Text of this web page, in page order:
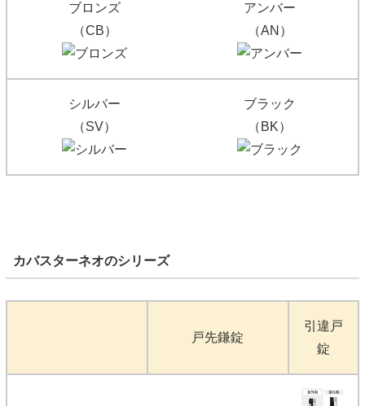
ブロンズ
（CB）
アンバー
（AN）
シルバー
（SV）
ブラック
（BK）
カバスターネオのシリーズ
戸先鎌錠
引違戸
錠